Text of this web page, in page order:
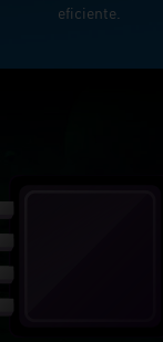
eficiente.